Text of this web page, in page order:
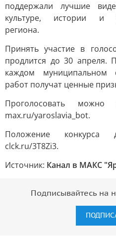
поддержали лучшие
культуре, истории и
региона.
Принять участие в
продлится до 30 апреля.
каждом муниципальном
работ получат ценные
Проголосовать
max.ru/yaroslavia_bot.
Положение конкурса
clck.ru/3T8Zi3.
Источник: Канал в МАКС
Подписывайтесь на